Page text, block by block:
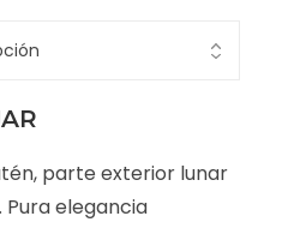
parte exterior lunar
elegancia